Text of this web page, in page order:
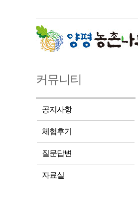
커뮤니티
공지사항
체험후기
질문답변
자료실